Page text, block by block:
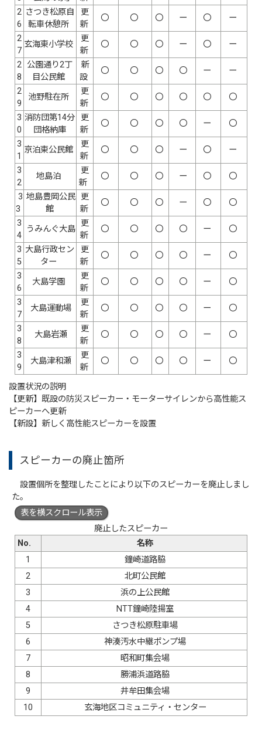
2
6
さつき松原自
転車休憩所
更
新
〇 〇 〇 ー 〇 ー
2
7
玄海東小学校
更
新
〇 〇 〇 ー 〇 ー
2
8
公園通り2丁
目公民館
新
設
〇 〇 〇 〇 ー ー
2
9
池野駐在所
更
新
〇 〇 〇 〇 〇 〇
3
0
消防団第14分
団格納庫
更
新
〇 〇 〇 〇 ー 〇
3
1
京泊東公民館
更
新
〇 〇 〇 ー 〇 ー
3
2
地島泊
更
新
〇 〇 〇 ー 〇 〇
3
3
地島豊岡公民
館
更
新
〇 〇 〇 ー 〇 〇
3
4
うみんぐ大島
更
新
〇 〇 〇 〇 ー 〇
3
5
大島行政セン
ター
更
新
〇 〇 〇 〇 ー 〇
3
6
大島学園
更
新
〇 〇 〇 〇 ー 〇
3
7
大島運動場
更
新
〇 〇 〇 〇 ー 〇
3
8
大島岩瀬
更
新
〇 〇 〇 〇 ー 〇
3
9
大島津和瀬
更
新
〇 〇 〇 〇 ー 〇
設置状況の説明
【更新】既設の防災スピーカー・モーターサイレンから高性能ス
ピーカーへ更新
【新設】新しく高性能スピーカーを設置
スピーカーの廃止箇所
設置個所を整理したことにより以下のスピーカーを廃止しまし
た。
表を横スクロール表示
廃止したスピーカー
No.
名称
1
鐘崎道路脇
2
北町公民館
3
浜の上公民館
4
NTT鐘崎陸揚室
5
さつき松原駐車場
6
神湊汚水中継ポンプ場
7
昭和町集会場
8
勝浦浜道路脇
9
井牟田集会場
10
玄海地区コミュニティ・センター